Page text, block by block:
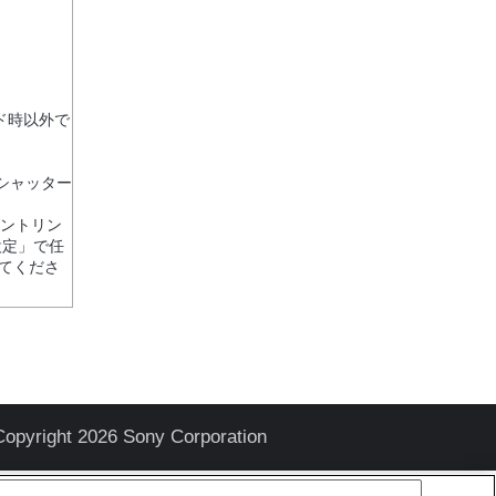
時以外で
ャッター
トリン
」で任
くださ
2026 Sony Corporation